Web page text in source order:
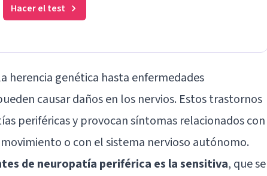
Hacer el test
herencia genética hasta enfermedades
causar daños en los nervios. Estos trastornos
periféricas y provocan síntomas relacionados con
o con elsistema nervioso autónomo.
de neuropatía periférica es la sensitiva, que se